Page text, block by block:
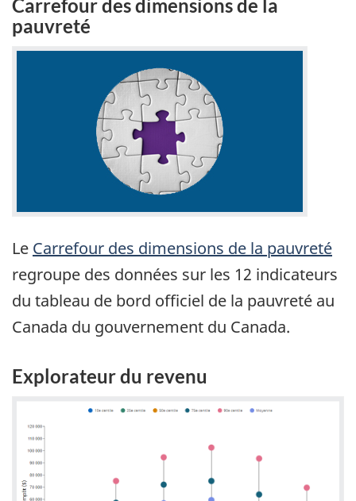
Carrefour des dimensions de la
pauvreté
Le Carrefour des dimensions de la pauvreté
regroupe des données sur les 12 indicateurs
du tableau de bord officiel de la pauvreté au
Canada du gouvernement du Canada.
Explorateur du revenu